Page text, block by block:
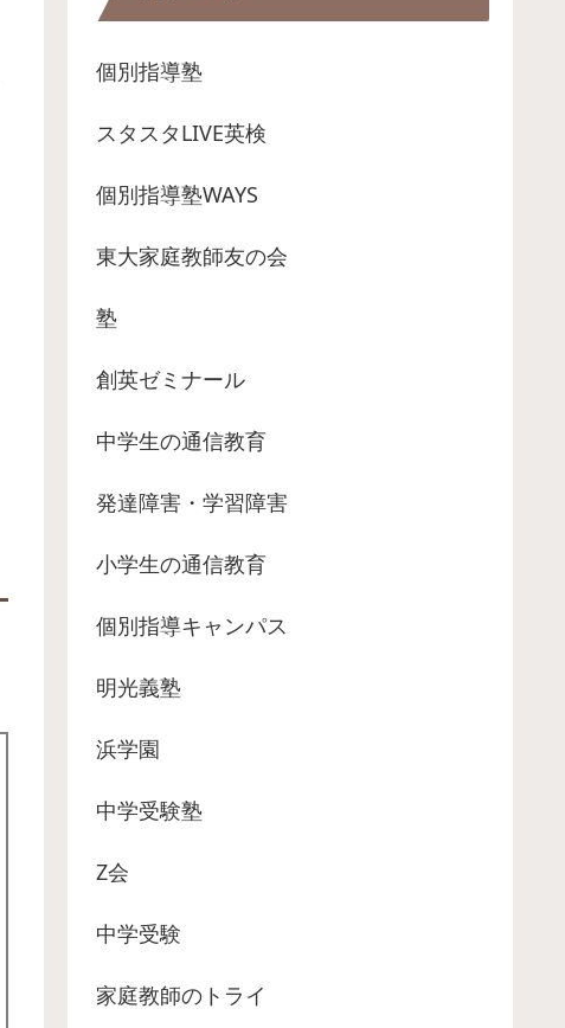
個別指導塾
スタスタLIVE英検
個別指導塾WAYS
東大家庭教師友の会
塾
創英ゼミナール
中学生の通信教育
発達障害・学習障害
小学生の通信教育
個別指導キャンパス
明光義塾
浜学園
中学受験塾
Z会
中学受験
家庭教師のトライ